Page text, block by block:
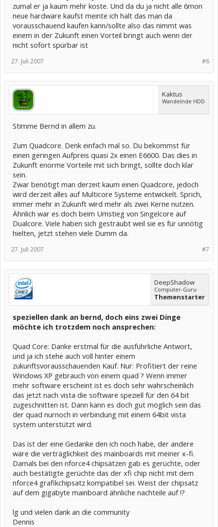
zumal er ja kaum mehr koste. Und da du ja nicht alle 6mon
neue hardware kaufst meinte ich halt das man da
vorausschauend kaufen kann/sollte also das nimmt was
einem in der Zukunft einen Vorteil bringt auch wenn der
nicht sofort spürbar ist
#6
27. Juli 2007
Kaktus
Wandelnde HDD
Stimme Bernd in allem zu.
Zum Quadcore. Denk einfach mal so. Du bekommst für
einen geringen Aufpreis quasi 2x einen E6600. Das dies in
Zukunft enorme Vorteile mit sich bringt, sollte doch klar
sein.
Zwar benötigt man derzeit kaum einen Quadcore, jedoch
wird derzeit alles auf Multicore Systeme entwickelt. Sprich,
immer mehr in Zukunft wird mehr als zwei Kerne nutzen.
Ähnlich war es doch beim Umstieg von Singelcore auf
Dualcore. Viele haben sich gesträubt weil sie es für unnötig
hielten, jetzt stehen viele Dumm da.
#7
27. Juli 2007
DeepShadow
Computer-Guru
Themenstarter
speziellen dank an bernd, doch eins zwei Dinge
möchte ich trotzdem noch ansprechen:
Quad Core: Danke erstmal für die ausführliche Antwort,
und ja ich stehe auch voll hinter einem
zukunftsvorausschauenden Kauf. Nur: Profitiert der reine
Windows XP gebrauch von einem quad ? Wenn immer
mehr software erscheint ist es doch sehr wahrscheinlich
das jetzt nach vista die software speziell für den 64 bit
zugeschnitten ist. Dann kann es doch gut möglich sein das
der quad nurnoch in verbindung mit einem 64bit vista
system unterstützt wird.
Das ist der eine Gedanke den ich noch habe, der andere
wäre die verträglichkeit des mainboards mit meiner x-fi.
Damals bei den nforce4 chipsätzen gab es gerüchte, oder
auch bestätigte gerüchte das der xfi chip nicht mit dem
nforce4 grafikchipsatz kompatibel sei. Weist der chipsatz
auf dem gigabyte mainboard ähnliche nachteile auf !?
lg und vielen dank an die community
Dennis